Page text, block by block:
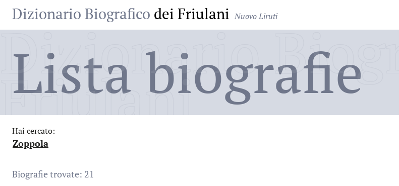
Dizionario Biografico dei Friulani Nuovo Liruti
Dizionario
Friulani
Lista biografie
Hai cercato:
Zoppola
Biografie trovate: 21